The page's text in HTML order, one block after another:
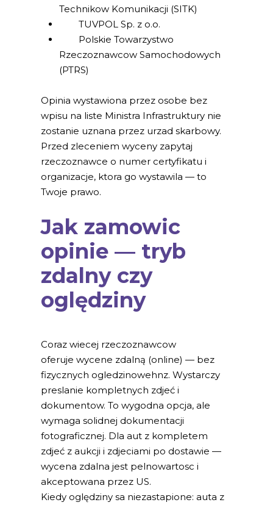
Technikow Komunikacji (SITK)
TUVPOL Sp. z o.o.
Polskie Towarzystwo
Rzeczoznawcow Samochodowych
(PTRS)
Opinia wystawiona przez osobe bez
wpisu na liste Ministra Infrastruktury nie
zostanie uznana przez urzad skarbowy.
Przed zleceniem wyceny zapytaj
rzeczoznawce o numer certyfikatu i
organizacje, ktora go wystawila — to
Twoje prawo.
Jak zamowic
opinie — tryb
zdalny czy
oględziny
Coraz wiecej rzeczoznawcow
oferuje wycene zdalną (online) — bez
fizycznych ogledzinowehnz. Wystarczy
preslanie kompletnych zdjeć i
dokumentow. To wygodna opcja, ale
wymaga solidnej dokumentacji
fotograficznej. Dla aut z kompletem
zdjeć z aukcji i zdjeciami po dostawie —
wycena zdalna jest pelnowartosc i
akceptowana przez US.
Kiedy oględziny sa niezastapione: auta z